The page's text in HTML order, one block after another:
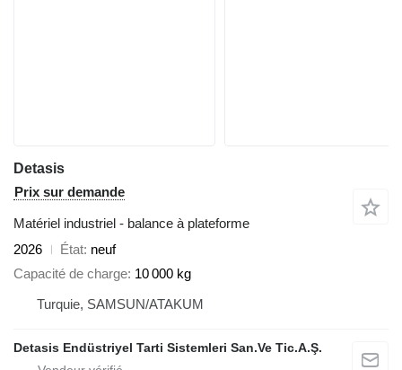
Detasis
Prix sur demande
Matériel industriel - balance à plateforme
2026
État neuf
Capacité de charge 10 000 kg
Turquie, SAMSUN/ATAKUM
Detasis Endüstriyel Tarti Sistemleri San.Ve Tic.A.Ş.